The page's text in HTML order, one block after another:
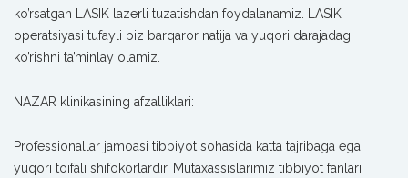
ko’rsatgan LASIK lazerli tuzatishdan foydalanamiz. LASIK
operatsiyasi tufayli biz barqaror natija va yuqori darajadagi
ko’rishni ta’minlay olamiz.
NAZAR klinikasining afzalliklari:
Professionallar jamoasi tibbiyot sohasida katta tajribaga ega
yuqori toifali shifokorlardir. Mutaxassislarimiz tibbiyot fanlari